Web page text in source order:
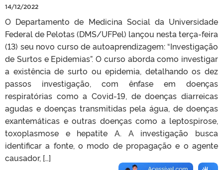
14/12/2022
O Departamento de Medicina Social da Universidade
Federal de Pelotas (DMS/UFPel) lançou nesta terça-feira
(13) seu novo curso de autoaprendizagem: “Investigação
de Surtos e Epidemias”. O curso aborda como investigar
a existência de surto ou epidemia, detalhando os dez
passos investigação, com ênfase em doenças
respiratórias como a Covid-19, de doenças diarreicas
agudas e doenças transmitidas pela água, de doenças
exantemáticas e outras doenças como a leptospirose,
toxoplasmose e hepatite A. A investigação busca
identificar a fonte, o modo de propagação e o agente
causador, […]